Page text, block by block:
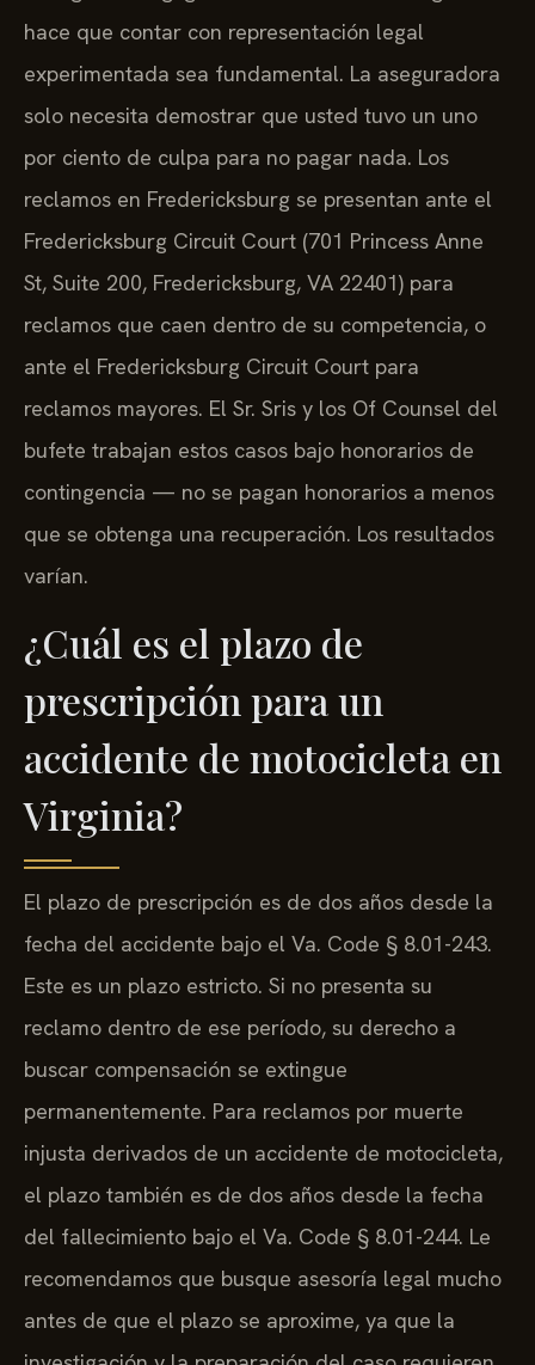
hace que contar con representación legal
experimentada sea fundamental. La aseguradora
solo necesita demostrar que usted tuvo un uno
por ciento de culpa para no pagar nada. Los
reclamos en Fredericksburg se presentan ante el
Fredericksburg Circuit Court (701 Princess Anne
St, Suite 200, Fredericksburg, VA 22401) para
reclamos que caen dentro de su competencia, o
ante el Fredericksburg Circuit Court para
reclamos mayores. El Sr. Sris y los Of Counsel del
bufete trabajan estos casos bajo honorarios de
contingencia — no se pagan honorarios a menos
que se obtenga una recuperación. Los resultados
varían.
¿Cuál es el plazo de
prescripción para un
accidente de motocicleta en
Virginia?
El plazo de prescripción es de dos años desde la
fecha del accidente bajo el Va. Code § 8.01-243.
Este es un plazo estricto. Si no presenta su
reclamo dentro de ese período, su derecho a
buscar compensación se extingue
permanentemente. Para reclamos por muerte
injusta derivados de un accidente de motocicleta,
el plazo también es de dos años desde la fecha
del fallecimiento bajo el Va. Code § 8.01-244. Le
recomendamos que busque asesoría legal mucho
antes de que el plazo se aproxime, ya que la